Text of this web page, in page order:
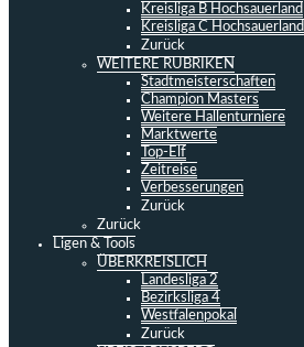
Kreisliga B Hochsauerland
Kreisliga C Hochsauerland
Zurück
WEITERE RUBRIKEN
Stadtmeisterschaften
Champion Masters
Weitere Hallenturniere
Marktwerte
Top-Elf
Zeitreise
Verbesserungen
Zurück
Zurück
Ligen & Tools
ÜBERKREISLICH
Landesliga 2
Bezirksliga 4
Westfalenpokal
Zurück